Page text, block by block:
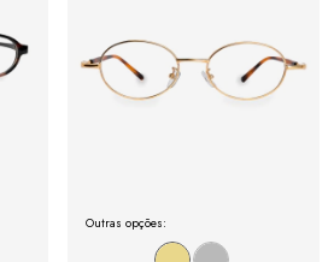
Outras opções: